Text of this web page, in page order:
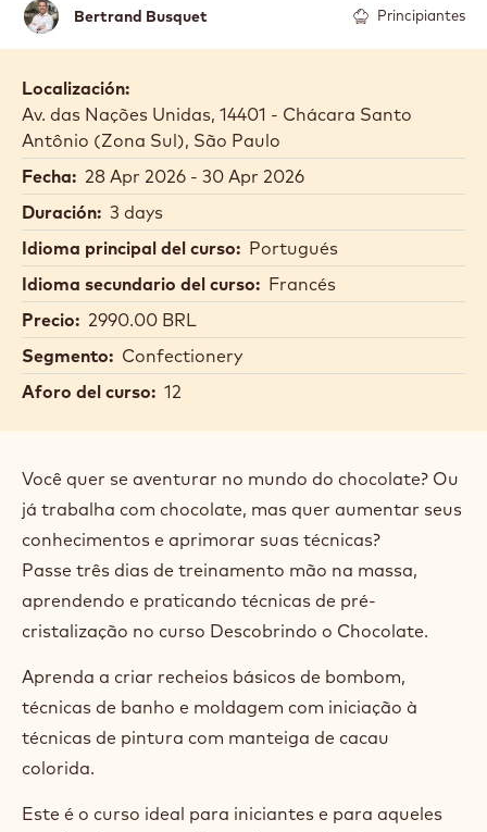
Bertrand
Busquet
Bertrand Busquet Principiantes
Localización:
Av. das Nações Unidas, 14401 - Chácara Santo
Antônio (Zona Sul), São Paulo
Fecha: 28 Apr 2026 - 30 Apr 2026
Duración: 3 days
Idioma principal del curso: Portugués
Idioma secundario del curso: Francés
Precio: 2990.00 BRL
Segmento: Confectionery
Aforo del curso: 12
Você quer se aventurar no mundo do chocolate? Ou
já trabalha com chocolate, mas quer aumentar seus
conhecimentos e aprimorar suas técnicas?
Passe três dias de treinamento mão na massa,
aprendendo e praticando técnicas de pré-
cristalização no curso Descobrindo o Chocolate.
Aprenda a criar recheios básicos de bombom,
técnicas de banho e moldagem com iniciação à
técnicas de pintura com manteiga de cacau
colorida.
Este é o curso ideal para iniciantes e para aqueles